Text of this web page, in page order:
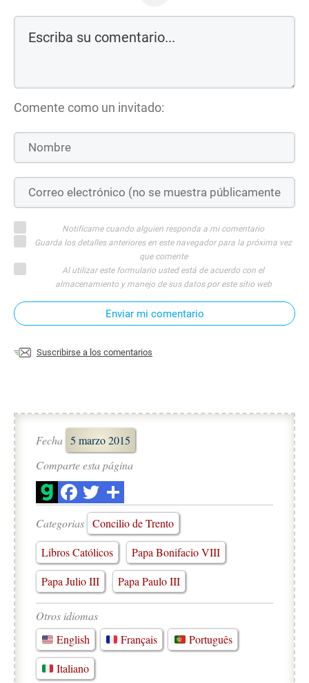
Comente como un invitado:
Notifícame cuando alguien responda a mi comentario
Guarda los detalles anteriores en este navegador para la próxima vez
que comente
Al utilizar este formulario usted está de acuerdo con el
almacenamiento y manejo de sus datos por este sitio web
Enviar mi comentario
Suscribirse a los comentarios
Fecha 5 marzo 2015
Comparte esta página
Categorias Concilio de Trento
Libros Católicos
Papa Bonifacio VIII
Papa Julio III
Papa Paulo III
Otros idiomas
English
Français Português
Italiano